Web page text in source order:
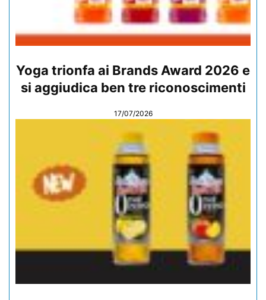
Yoga trionfa ai Brands Award 2026 e
si aggiudica ben tre riconoscimenti
17/07/2026